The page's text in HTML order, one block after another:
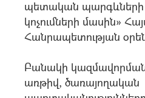
պետական
կոչումների մասին»
Հանրապետության
Բանակի
առթիվ, ծառայողական